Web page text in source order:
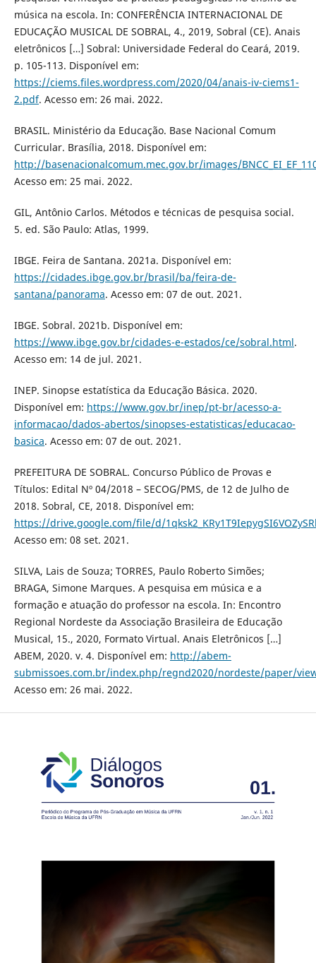
música na escola. In: CONFERÊNCIA INTERNACIONAL DE
EDUCAÇÃO MUSICAL DE SOBRAL, 4., 2019, Sobral (CE). Anais
eletrônicos […] Sobral: Universidade Federal do Ceará, 2019.
p. 105-113. Disponível em:
https://ciems.files.wordpress.com/2020/04/anais-iv-ciems1-
2.pdf. Acesso em: 26 mai. 2022.
BRASIL. Ministério da Educação. Base Nacional Comum
Curricular. Brasília, 2018. Disponível em:
http://basenacionalcomum.mec.gov.br/images/
Acesso em: 25 mai. 2022.
GIL, Antônio Carlos. Métodos e técnicas de pesquisa social.
5. ed. São Paulo: Atlas, 1999.
IBGE. Feira de Santana. 2021a. Disponível em:
https://cidades.ibge.gov.br/brasil/ba/feira-de-
santana/panorama. Acesso em: 07 de out. 2021.
IBGE. Sobral. 2021b. Disponível em:
https://www.ibge.gov.br/cidades-e-estados/ce/sobral.html.
Acesso em: 14 de jul. 2021.
INEP. Sinopse estatística da Educação Básica. 2020.
Disponível em: https://www.gov.br/inep/pt-br/acesso-a-
informacao/dados-abertos/sinopses-estatisticas/educacao-
basica. Acesso em: 07 de out. 2021.
PREFEITURA DE SOBRAL. Concurso Público de Provas e
Títulos: Edital Nº 04/2018 – SECOG/PMS, de 12 de Julho de
2018. Sobral, CE, 2018. Disponível em:
https://drive.google.com/file/d/
Acesso em: 08 set. 2021.
SILVA, Lais de Souza; TORRES, Paulo Roberto Simões;
BRAGA, Simone Marques. A pesquisa em música e a
formação e atuação do professor na escola. In: Encontro
Regional Nordeste da Associação Brasileira de Educação
Musical, 15., 2020, Formato Virtual. Anais Eletrônicos […]
ABEM, 2020. v. 4. Disponível em: http://abem-
submissoes.com.br/index.php/regnd2020/nordeste/paper/
Acesso em: 26 mai. 2022.